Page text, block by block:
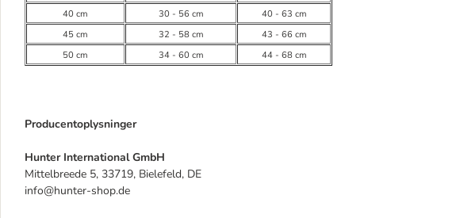
40 cm
30 - 56 cm
40 - 63 cm
45 cm
32 - 58 cm
43 - 66 cm
50 cm
34 - 60 cm 44 - 68 cm
Producentoplysninger
Hunter International GmbH
Mittelbreede 5, 33719, Bielefeld, DE
info@hunter-shop.de